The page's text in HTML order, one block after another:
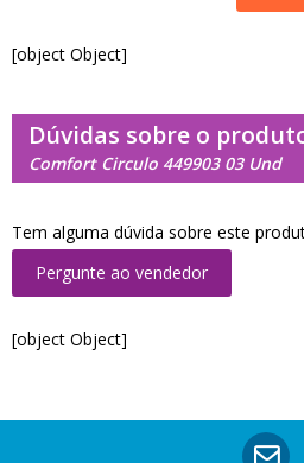
[object Object]
Dúvidas sobre o
Comfort Circulo 449903 03 Und
Tem alguma dúvida sobre este
Pergunte ao vendedor
[object Object]